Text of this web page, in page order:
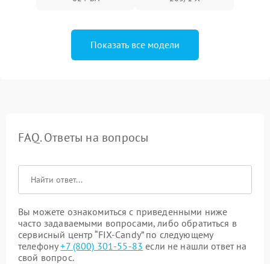
Показать все модели
FAQ. Ответы на вопросы
Вы можете ознакомиться с приведенными ниже
часто задаваемыми вопросами, либо обратиться в
сервисный центр “FIX-Candy” по следующему
телефону+7 (800) 301-55-83 если не нашли ответ на
свой вопрос.